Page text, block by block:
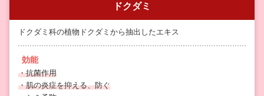
ドクダミ
ドクダミ科の植物ドクダミから抽出したエキス
効能
・抗菌作用
・肌の炎症を抑える、防ぐ